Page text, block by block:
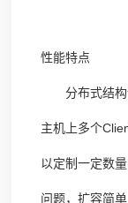
性能特点
分布式结构
主机上多个
以定制一定数
问题，扩容简单